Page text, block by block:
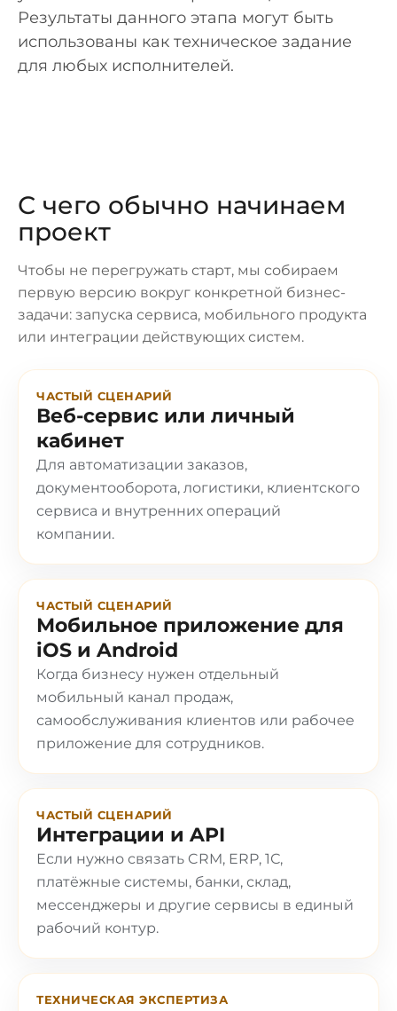
Результаты данного этапа могут быть
использованы как техническое задание
для любых исполнителей.
С чего обычно начинаем
проект
Чтобы не перегружать старт, мы собираем
первую версию вокруг конкретной бизнес-
задачи: запуска сервиса, мобильного продукта
или интеграции действующих систем.
ЧАСТЫЙ СЦЕНАРИЙ
Веб-сервис или личный
кабинет
Для автоматизации заказов,
документооборота, логистики, клиентского
сервиса и внутренних операций
компании.
ЧАСТЫЙ СЦЕНАРИЙ
Мобильное приложение для
iOS и Android
Когда бизнесу нужен отдельный
мобильный канал продаж,
самообслуживания клиентов или рабочее
приложение для сотрудников.
ЧАСТЫЙ СЦЕНАРИЙ
Интеграции и API
Если нужно связать CRM, ERP, 1С,
платёжные системы, банки, склад,
мессенджеры и другие сервисы в единый
рабочий контур.
ТЕХНИЧЕСКАЯ ЭКСПЕРТИЗА